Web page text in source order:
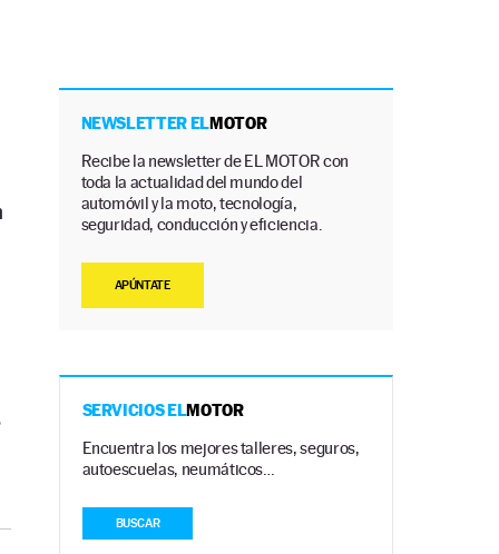
NEWSLETTER ELMOTOR
Recibe la newsletter de EL MOTOR con
toda la actualidad del mundo del
automóvil y la moto, tecnología,
seguridad, conducción y eficiencia.
APÚNTATE
SERVICIOS ELMOTOR
Encuentra los mejores talleres, seguros,
autoescuelas, neumáticos…
BUSCAR